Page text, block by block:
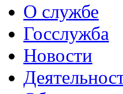
О службе
Госслужба
Новости